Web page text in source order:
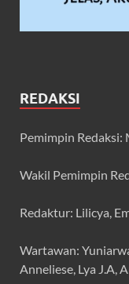
REDAKSI
Pemimpin
Wakil Pemimpin
Redaktur: Lilicya,
Wartawan:
Anneliese, Lya J.A,